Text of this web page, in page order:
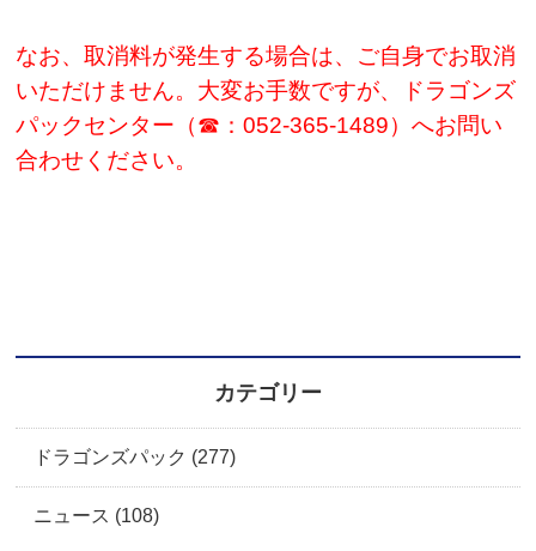
なお、取消料が発生する場合は、ご自身でお取消
いただけません。 大変お手数ですが、ドラゴンズ
パックセンター（☎：052-365-1489）へお問い
合わせください。
カテゴリー
ドラゴンズパック (277)
ニュース (108)